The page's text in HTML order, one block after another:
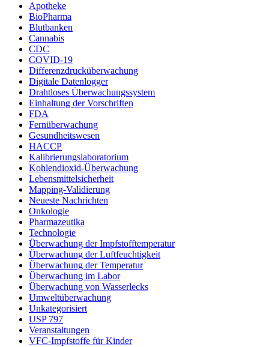
Apotheke
BioPharma
Blutbanken
Cannabis
CDC
COVID-19
Differenzdrucküberwachung
Digitale Datenlogger
Drahtloses Überwachungssystem
Einhaltung der Vorschriften
FDA
Fernüberwachung
Gesundheitswesen
HACCP
Kalibrierungslaboratorium
Kohlendioxid-Überwachung
Lebensmittelsicherheit
Mapping-Validierung
Neueste Nachrichten
Onkologie
Pharmazeutika
Technologie
Überwachung der Impfstofftemperatur
Überwachung der Luftfeuchtigkeit
Überwachung der Temperatur
Überwachung im Labor
Überwachung von Wasserlecks
Umweltüberwachung
Unkategorisiert
USP 797
Veranstaltungen
VFC-Impfstoffe für Kinder